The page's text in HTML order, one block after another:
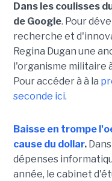
Dans les coulisses
de Google. Pour
recherche et
Regina Dugan une
l'organisme militaire
Pour accéder à à la
seconde ici.
Baisse en trompe
cause du dollar.
dépenses
année, le cabinet